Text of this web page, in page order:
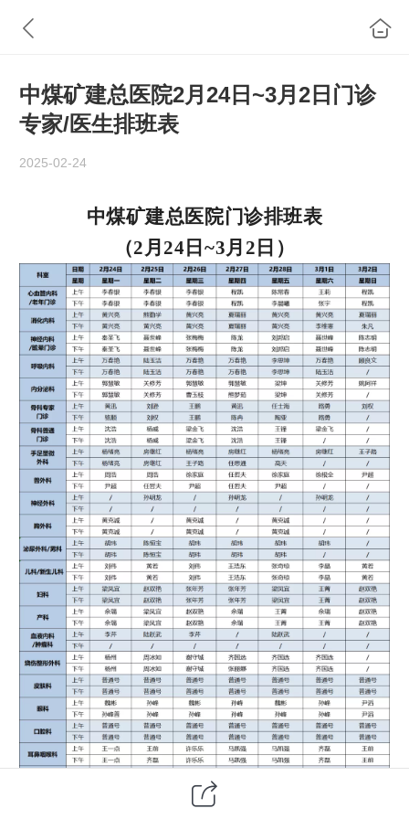
中煤矿建总医院2月24日~3月2日门诊
专家/医生排班表
2025-02-24
中煤矿建总医院门诊排班表
（2月24日~3月2日）